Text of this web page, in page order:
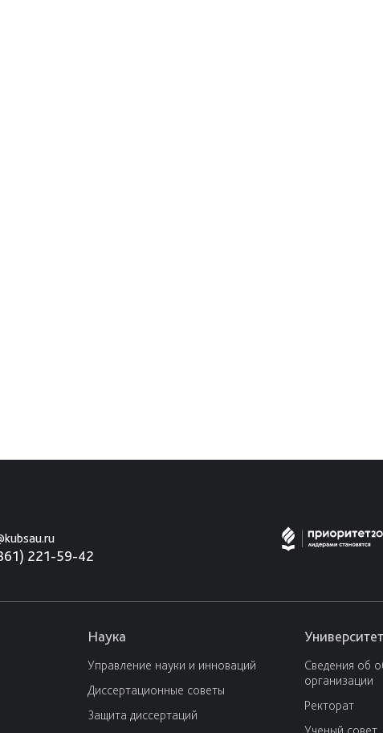
221-59-42
Наука
Управление науки и инноваций
Диссертационные советы
Защита диссертаций
Университет
Сведения об
организации
Ректорат